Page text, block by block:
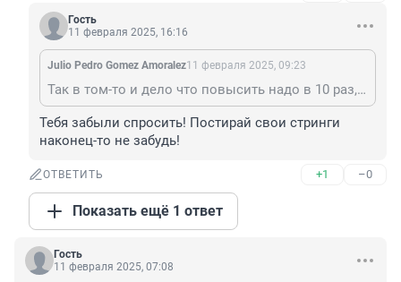
Гость
11 февраля 2025, 16:16
Julio Pedro Gomez Amoralez11 февраля 2025, 09:23
Так в том-то и дело что повысить надо в 10 раз, а не понизить как в совке.
Тебя забыли спросить! Постирай свои стринги
наконец-то не забудь!
ОТВЕТИТЬ +1 –0
Показать ещё 1 ответ
Гость
11 февраля 2025, 07:08